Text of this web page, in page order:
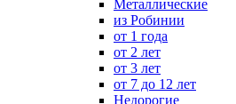
Металлические
из Робинии
от 1 года
от 2 лет
от 3 лет
от 7 до 12 лет
Недорогие